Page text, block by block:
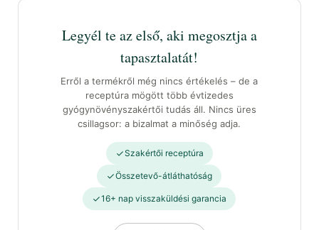
Legyél te az első, aki megosztja a
tapasztalatát!
Erről a termékről még nincs értékelés – de a
receptúra mögött több évtizedes
gyógynövényszakértői tudás áll. Nincs üres
csillagsor: a bizalmat a minőség adja.
Szakértői receptúra
Összetevő-átláthatóság
16+ nap visszaküldési garancia